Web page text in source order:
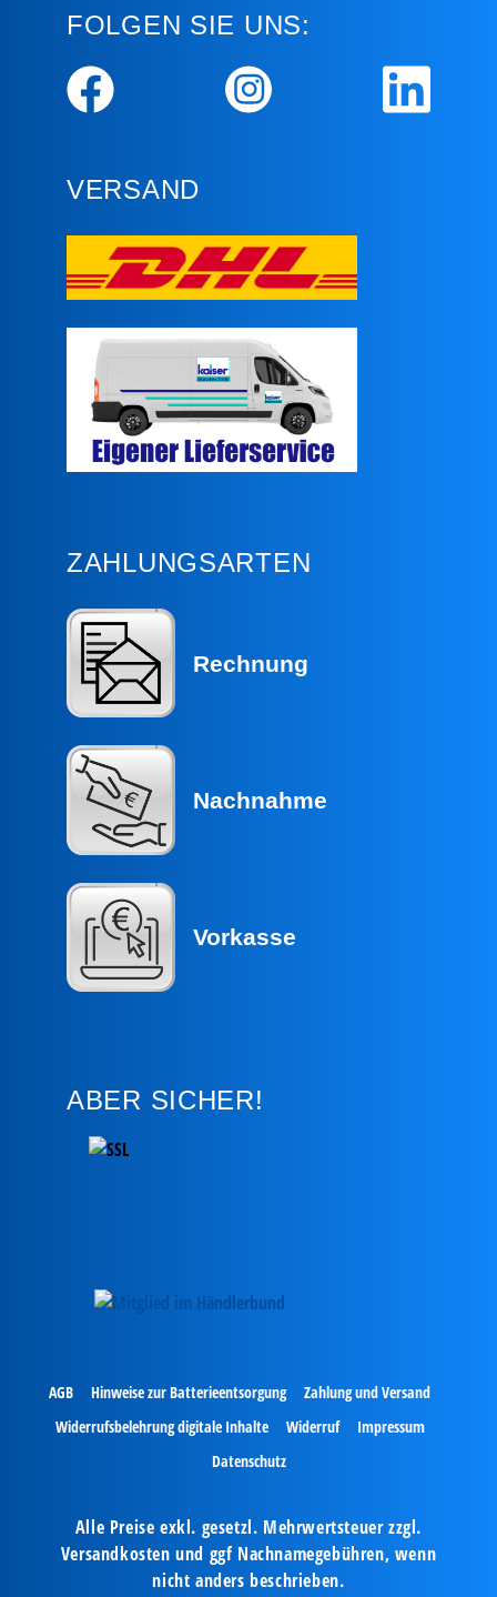
FOLGEN SIE UNS:
VERSAND
ZAHLUNGSARTEN
Rechnung
Nachnahme
Vorkasse
ABER SICHER!
AGB Hinweise zur Batterieentsorgung
Zahlung und Versand
Widerrufsbelehrung digitale Inhalte
Widerruf
Impressum
Datenschutz
Alle Preise exkl. gesetzl. Mehrwertsteuer zzgl.
Versandkosten und ggf Nachnamegebühren, wenn
nicht anders beschrieben.